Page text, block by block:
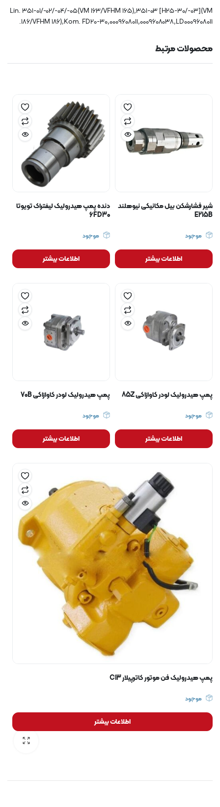
Lin. 351-01/-02/-04/-05(VM 163/VFHM 165),351-03 [H25-30/-03](VM
186/VFHM 186),Kom. FD20-30,0009608011,0009608038,LD0009608011.
محصولات مرتبط
شیر فشارشکن بیل مکانیکی نیوهلند
E215B
موجود
اطلاعات بیشتر
دنده پمپ هیدرولیک لیفتراک تویوتا
6FD30
موجود
اطلاعات بیشتر
پمپ هیدرولیک لودر کاوازاکی 85Z
موجود
اطلاعات بیشتر
پمپ هیدرولیک لودر کاوازاکی 70B
موجود
اطلاعات بیشتر
پمپ هیدرولیک فن موتور کاترپیلار C13
موجود
اطلاعات بیشتر